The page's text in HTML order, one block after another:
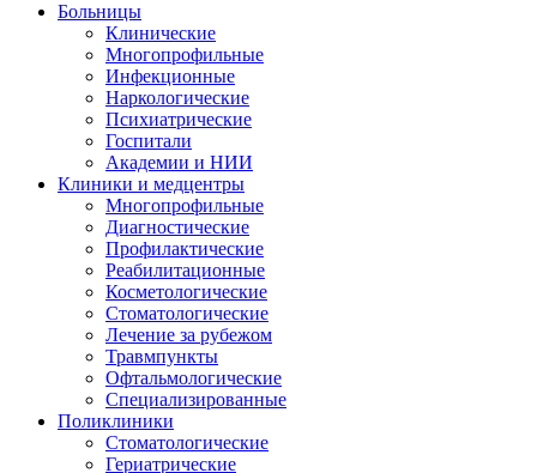
Больницы
Клинические
Многопрофильные
Инфекционные
Наркологические
Психиатрические
Госпитали
Академии и НИИ
Клиники и медцентры
Многопрофильные
Диагностические
Профилактические
Реабилитационные
Косметологические
Стоматологические
Лечение за рубежом
Травмпункты
Офтальмологические
Специализированные
Поликлиники
Стоматологические
Гериатрические